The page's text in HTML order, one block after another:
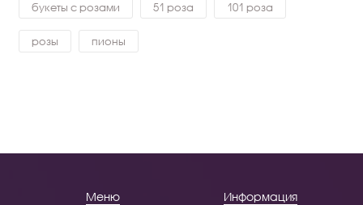
букеты с розами 51 роза 101 роза
розы пионы
Меню Информация